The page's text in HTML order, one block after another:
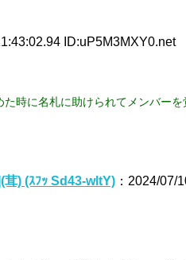
ID:uP5M3MXY0.net
時に名札に助けられてメンバー
) (ｽﾌｯ Sd43-wltY) ：2024/07/